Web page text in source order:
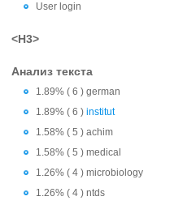
User login
<H3>
Анализ текста
1.89% ( 6 ) german
1.89% ( 6 ) institut
1.58% ( 5 ) achim
1.58% ( 5 ) medical
1.26% ( 4 ) microbiology
1.26% ( 4 ) ntds